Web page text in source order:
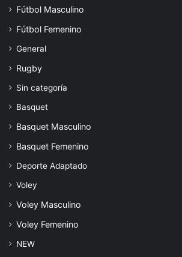
Fútbol Masculino
Fútbol Femenino
General
Rugby
Sin categoría
Basquet
Basquet Masculino
Basquet Femenino
Deporte Adaptado
Voley
Voley Masculino
Voley Femenino
NEW